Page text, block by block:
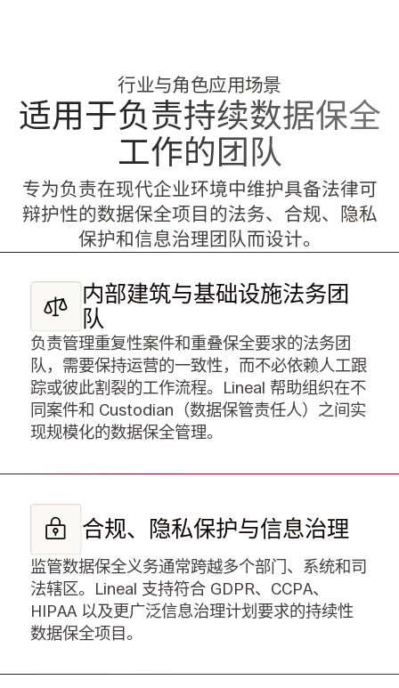
行业与角色应用场景
适用于负责持续数据保全
工作的团队
专为负责在现代企业环境中维护具备法律可
辩护性的数据保全项目的法务、合规、隐私
保护和信息治理团队而设计。
内部建筑与基础设施法务团
队
负责管理重复性案件和重叠保全要求的法务团
队，需要保持运营的一致性，而不必依赖人工跟
踪或彼此割裂的工作流程。Lineal 帮助组织在不
同案件和 Custodian（数据保管责任人）之间实
现规模化的数据保全管理。
合规、隐私保护与信息治理
监管数据保全义务通常跨越多个部门、系统和司
法辖区。Lineal 支持符合 GDPR、CCPA、
HIPAA 以及更广泛信息治理计划要求的持续性
数据保全项目。